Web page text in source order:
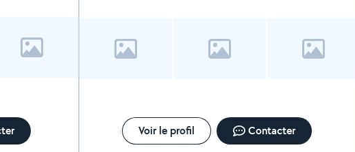
Voir le profil Contacter